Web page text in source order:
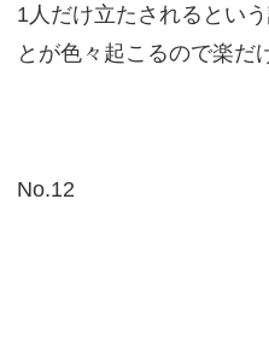
1人だけ立たされるとい
とが色々起こるので楽だ
No.12